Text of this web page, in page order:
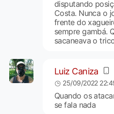
disputando
Costa. Nunca o
frente do
sempre gambá.
sacaneava o
Luiz Caniza
25/09/2022
Quando os
se fala nada